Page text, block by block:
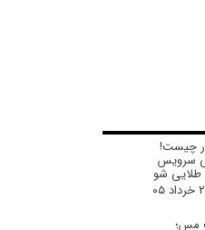
چیست!
سرویس
شو
۰۵
مس؛